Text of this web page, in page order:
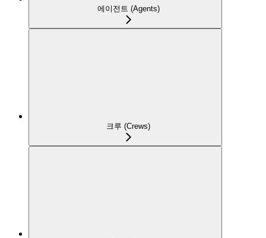
에이전트 (Agents)
크루 (Crews)